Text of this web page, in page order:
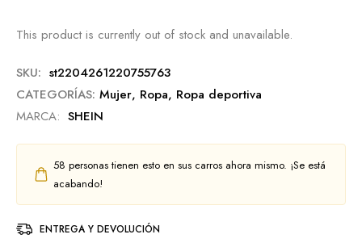
This product is currently out of stock and unavailable.
SKU: st2204261220755763
CATEGORÍAS: Mujer, Ropa, Ropa deportiva
MARCA: SHEIN
58 personas tienen esto en sus carros ahora mismo. ¡Se está
acabando!
ENTREGA Y DEVOLUCIÓN